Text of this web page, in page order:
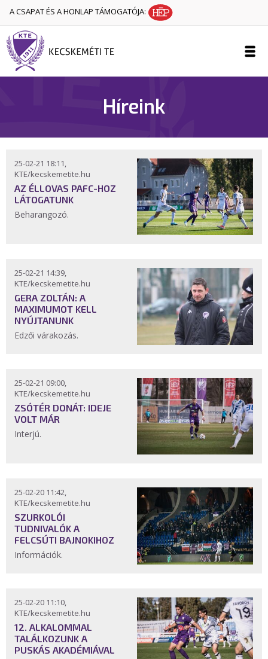
A CSAPAT ÉS A HONLAP TÁMOGATÓJA:
Híreink
25-02-21 18:11,
KTE/kecskemetite.hu
AZ ÉLLOVAS PAFC-HOZ
LÁTOGATUNK
Beharangozó.
25-02-21 14:39,
KTE/kecskemetite.hu
GERA ZOLTÁN: A
MAXIMUMOT KELL
NYÚJTANUNK
Edzői várakozás.
25-02-21 09:00,
KTE/kecskemetite.hu
ZSÓTÉR DONÁT: IDEJE
VOLT MÁR
Interjú.
25-02-20 11:42,
KTE/kecskemetite.hu
SZURKOLÓI
TUDNIVALÓK A
FELCSÚTI BAJNOKIHOZ
Információk.
25-02-20 11:10,
KTE/kecskemetite.hu
12. ALKALOMMAL
TALÁLKOZUNK A
PUSKÁS AKADÉMIÁVAL